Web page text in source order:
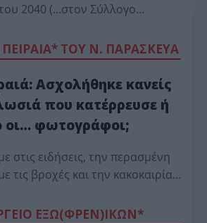
2040 (…στον Σύλλογο…
ΤΟΥ Ν. ΠΑΡΑΣΚΕΥΑ
Ασχολήθηκε κανείς
που κατέρρευσε ή
οι… φωτογράφοι;
στις ειδήσεις, την περασμένη
τις βροχές και την κακοκαιρία…
ΕΞΩ(ΦΡΕΝ)ΙΚΩΝ*